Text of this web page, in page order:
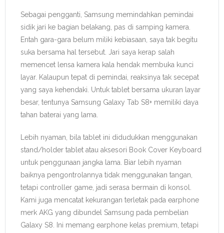
Sebagai pengganti, Samsung memindahkan pemindai
sidik jari ke bagian belakang, pas di samping kamera.
Entah gara-gara belum miliki kebiasaan, saya tak begitu
suka bersama hal tersebut. Jari saya kerap salah
memencet lensa kamera kala hendak membuka kunci
layar. Kalaupun tepat di pemindai, reaksinya tak secepat
yang saya kehendaki. Untuk tablet bersama ukuran layar
besar, tentunya Samsung Galaxy Tab S8+ memiliki daya
tahan baterai yang lama.
Lebih nyaman, bila tablet ini didudukkan menggunakan
stand/holder tablet atau aksesori Book Cover Keyboard
untuk penggunaan jangka lama. Biar lebih nyaman
baiknya pengontrolannya tidak menggunakan tangan,
tetapi controller game, jadi serasa bermain di konsol.
Kami juga mencatat kekurangan terletak pada earphone
merk AKG yang dibundel Samsung pada pembelian
Galaxy S8. Ini memang earphone kelas premium, tetapi